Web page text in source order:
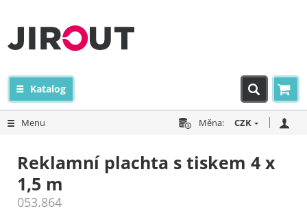
Katalog
Menu Měna: CZK
Reklamní plachta s tiskem 4 x
1,5 m
053.864